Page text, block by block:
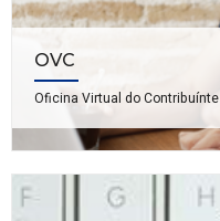
OVC
Oficina Virtual do Contribuínte